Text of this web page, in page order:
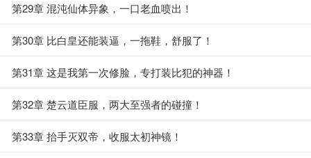
第29章 混沌仙体异象，一口老血喷出！
第30章 比白皇还能装逼，一拖鞋，舒服了！
第31章 这是我第一次修脸，专打装比犯的神器！
第32章 楚云道臣服，两大至强者的碰撞！
第33章 抬手灭双帝，收服太初神镜！